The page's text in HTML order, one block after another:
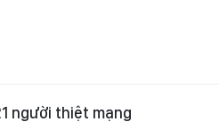
người thiệt mạng